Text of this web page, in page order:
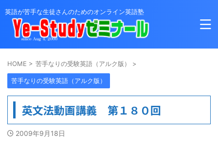
英語が苦手な生徒さんのためのオンライン英語塾
HOME > 苦手なりの受験英語（アルク版） >
苦手なりの受験英語（アルク版）
英文法動画講義 第１８０回
2009年9月18日